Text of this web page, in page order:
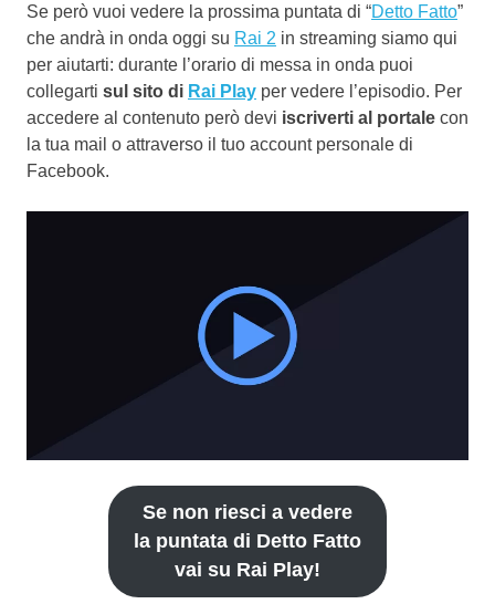
Se però vuoi vedere la prossima puntata di “Detto Fatto”
che andrà in onda oggi su Rai 2 in streaming siamo qui
per aiutarti: durante l’orario di messa in onda puoi
collegarti sul sito di Rai Play per vedere l’episodio. Per
accedere al contenuto però devi iscriverti al portale con
la tua mail o attraverso il tuo account personale di
Facebook.
Se non riesci a vedere
la puntata di Detto Fatto
vai su Rai Play!